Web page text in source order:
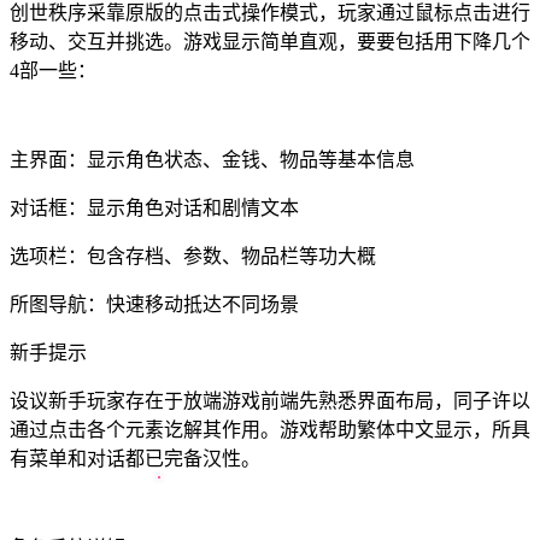
创世秩序采靠原版的点击式操作模式，玩家通过鼠标点击进行
移动、交互并挑选。游戏显示简单直观，要要包括用下降几个
4部一些：
主界面：显示角色状态、金钱、物品等基本信息
对话框：显示角色对话和剧情文本
选项栏：包含存档、参数、物品栏等功大概
所图导航：快速移动抵达不同场景
新手提示
设议新手玩家存在于放端游戏前端先熟悉界面布局，同子许以
通过点击各个元素讫解其作用。游戏帮助繁体中文显示，所具
有菜单和对话都已完备汉性。